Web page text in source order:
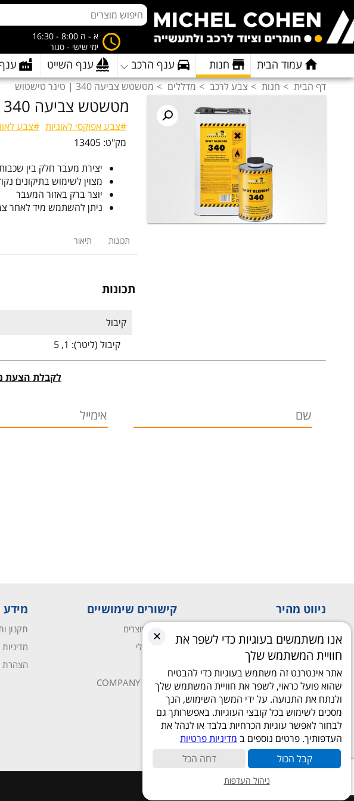
א - ה 8:00 - 16:30
ימי שישי - סגור
עמוד הבית חנות ענף הרכב ענף השייט
דף הבית חנות צבע לרכב מדללים מטשטש צביעה 340 | טינר טישטוש
מטשטש צביעה 340 | טינר טישטוש
#צבע אפוקסי לאוניות #צבע
מק"ט: 13405
יצירת מעבר חלק בין
מצוין לשימוש בתיקונים
יוצר ברק באזור המעבר
ניתן להשתמש מיד לאחר
תכונות תיאור
תכונות
קיבול
קיבול (ליטר): 1, 5
לקבלת הצעת
ניווט מהיר
חנות
יצירת קשר
קישורים שימושיים
השוואת מוצרים
החשבון שלי
COMPANY PROFILE
מידע
תקנון
הצהרת
כל הזכויות שמורות © 2026
✕
אנו משתמשים בעוגיות כדי לשפר את
חוויית המשתמש שלך
אתר אינטרנט זה משתמש בעוגיות כדי להבטיח
שהוא פועל כראוי, לשפר את חוויית המשתמש שלך
ולנתח את התנועה. על ידי המשך השימוש, הנך
מסכים לשימוש בכל קובצי העוגיות. באפשרותך גם
לבחור לאפשר עוגיות הכרחיות בלבד או לנהל את
העדפותיך. פרטים נוספים ב מדיניות פרטיות
קבל הכול
דחה הכל
ניהול העדפות